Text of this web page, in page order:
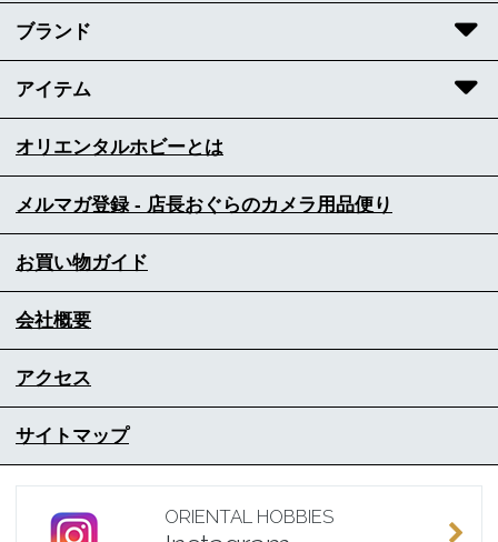
ブランド
アイテム
オリエンタルホビーとは
メルマガ登録 - 店長おぐらのカメラ用品便り
お買い物ガイド
会社概要
アクセス
サイトマップ
ORIENTAL HOBBIES